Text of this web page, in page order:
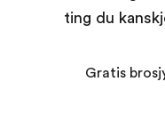
ting du
Gratis